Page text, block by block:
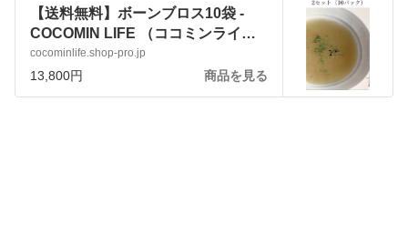
【送料無料】ボーンブロス10袋 -
COCOMIN LIFE （ココミンライ
フ）
cocominlife.shop-pro.jp
13,800円 商品を見る